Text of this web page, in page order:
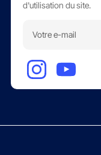
d'utilisation du site.